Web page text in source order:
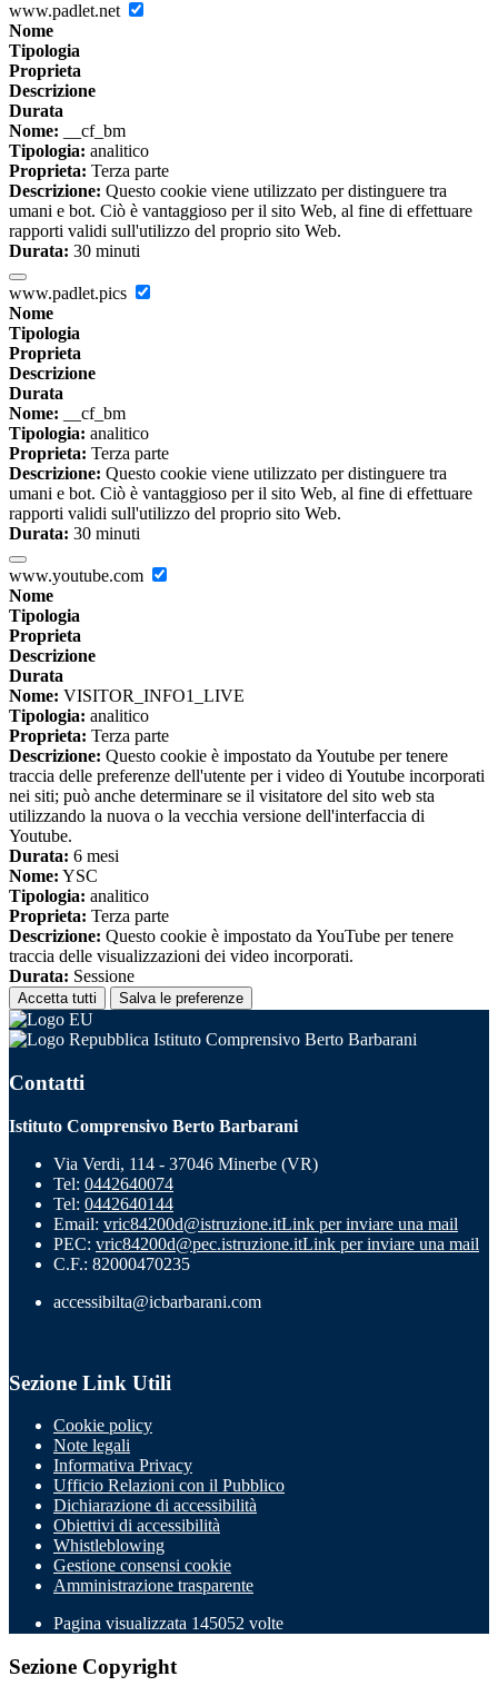
www.padlet.net
Nome
Tipologia
Proprieta
Descrizione
Durata
Nome: __cf_bm
Tipologia: analitico
Proprieta: Terza parte
Descrizione: Questo cookie viene utilizzato per distinguere tra
umani e bot. Ciò è vantaggioso per il sito Web, al fine di effettuare
rapporti validi sull'utilizzo del proprio sito Web.
Durata: 30 minuti
www.padlet.pics
Nome
Tipologia
Proprieta
Descrizione
Durata
Nome: __cf_bm
Tipologia: analitico
Proprieta: Terza parte
Descrizione: Questo cookie viene utilizzato per distinguere tra
umani e bot. Ciò è vantaggioso per il sito Web, al fine di effettuare
rapporti validi sull'utilizzo del proprio sito Web.
Durata: 30 minuti
www.youtube.com
Nome
Tipologia
Proprieta
Descrizione
Durata
Nome: VISITOR_INFO1_LIVE
Tipologia: analitico
Proprieta: Terza parte
Descrizione: Questo cookie è impostato da Youtube per tenere
traccia delle preferenze dell'utente per i video di Youtube incorporati
nei siti; può anche determinare se il visitatore del sito web sta
utilizzando la nuova o la vecchia versione dell'interfaccia di
Youtube.
Durata: 6 mesi
Nome: YSC
Tipologia: analitico
Proprieta: Terza parte
Descrizione: Questo cookie è impostato da YouTube per tenere
traccia delle visualizzazioni dei video incorporati.
Durata: Sessione
Accetta tutti Salva le preferenze
Istituto Comprensivo Berto Barbarani
Contatti
Istituto Comprensivo Berto Barbarani
Via Verdi, 114 - 37046 Minerbe (VR)
Tel: 0442640074
Tel: 0442640144
Email: vric84200d@istruzione.itLink per inviare una mail
PEC: vric84200d@pec.istruzione.itLink per inviare una mail
C.F.: 82000470235
accessibilta@icbarbarani.com
Sezione Link Utili
Cookie policy
Note legali
Informativa Privacy
Ufficio Relazioni con il Pubblico
Dichiarazione di accessibilità
Obiettivi di accessibilità
Whistleblowing
Gestione consensi cookie
Amministrazione trasparente
Pagina visualizzata 145052 volte
Sezione Copyright